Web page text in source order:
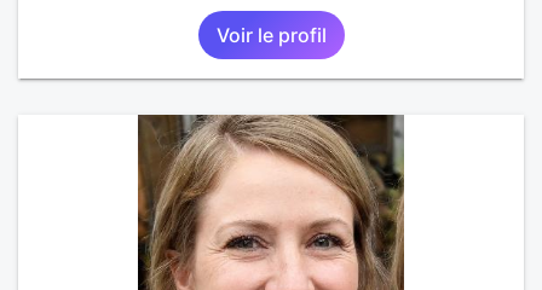
Voir le profil